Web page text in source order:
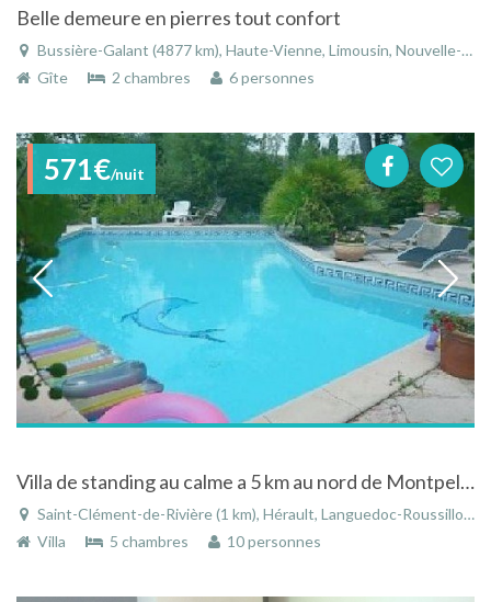
Belle demeure en pierres tout confort
Bussière-Galant (4877 km), Haute-Vienne, Limousin, Nouvelle-Aquitaine, France
Gîte
2 chambres 6 personnes
571€/nuit
Villa de standing au calme a 5 km au nord de Montpellier avec piscine , sauna , 10 km de la mer
Saint-Clément-de-Rivière (1 km), Hérault, Languedoc-Roussillon, Occitanie, France
Villa
5 chambres 10 personnes